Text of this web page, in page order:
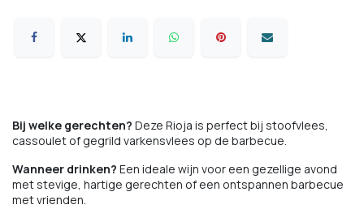
Bij welke gerechten? Deze Rioja is perfect bij stoofvlees,
cassoulet of gegrild varkensvlees op de barbecue.
Wanneer drinken? Een ideale wijn voor een gezellige avond
met stevige, hartige gerechten of een ontspannen barbecue
met vrienden.